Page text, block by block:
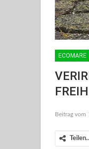
ECOMARE
Beitrag vom